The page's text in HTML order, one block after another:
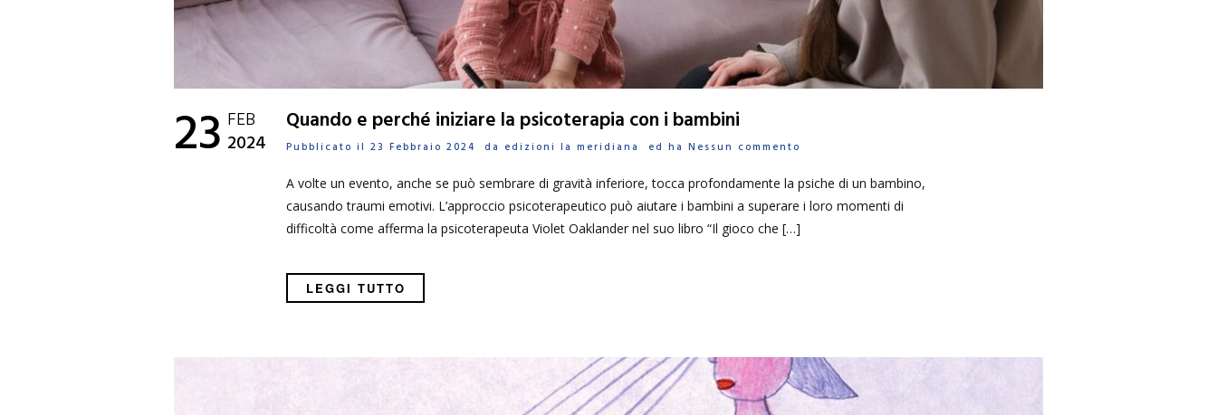
23 FEB
2024
Quando e perché iniziare la psicoterapia con i bambini
Pubblicato il 23 Febbraio 2024 da edizioni la meridiana ed ha Nessun commento
A volte un evento, anche se può sembrare di gravità inferiore, tocca profondamente la psiche di un bambino,
causando traumi emotivi. L’approccio psicoterapeutico può aiutare i bambini a superare i loro momenti di
difficoltà come afferma la psicoterapeuta Violet Oaklander nel suo libro “Il gioco che […]
LEGGI TUTTO